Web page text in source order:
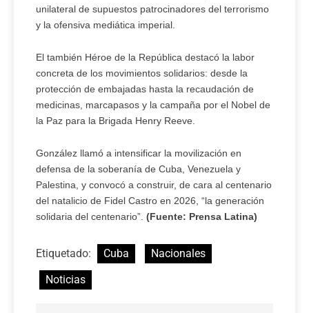
unilateral de supuestos patrocinadores del terrorismo
y la ofensiva mediática imperial.
El también Héroe de la República destacó la labor
concreta de los movimientos solidarios: desde la
protección de embajadas hasta la recaudación de
medicinas, marcapasos y la campaña por el Nobel de
la Paz para la Brigada Henry Reeve.
González llamó a intensificar la movilización en
defensa de la soberanía de Cuba, Venezuela y
Palestina, y convocó a construir, de cara al centenario
del natalicio de Fidel Castro en 2026, “la generación
solidaria del centenario”. (Fuente: Prensa Latina)
Etiquetado: Cuba
Nacionales
Noticias